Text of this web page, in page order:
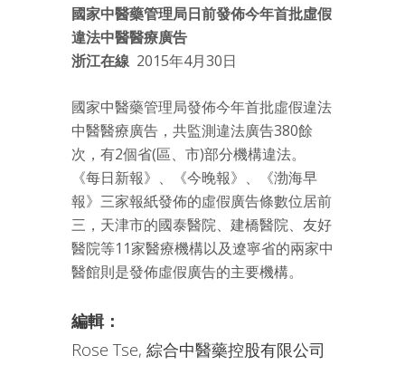
國家中醫藥管理局日前發佈今年首批虛假
違法中醫醫療廣告
浙江在線 2015年4月30日
國家中醫藥管理局發佈今年首批虛假違法
中醫醫療廣告，共監測違法廣告380餘
次，有2個省(區、市)部分機構違法。
《每日新報》、《今晚報》、《渤海早
報》三家報紙發佈的虛假廣告條數位居前
三，天津市的國泰醫院、建橋醫院、友好
醫院等11家醫療機構以及遼寧省的兩家中
醫館則是發佈虛假廣告的主要機構。
編輯：
Rose Tse, 綜合中醫藥控股有限公司